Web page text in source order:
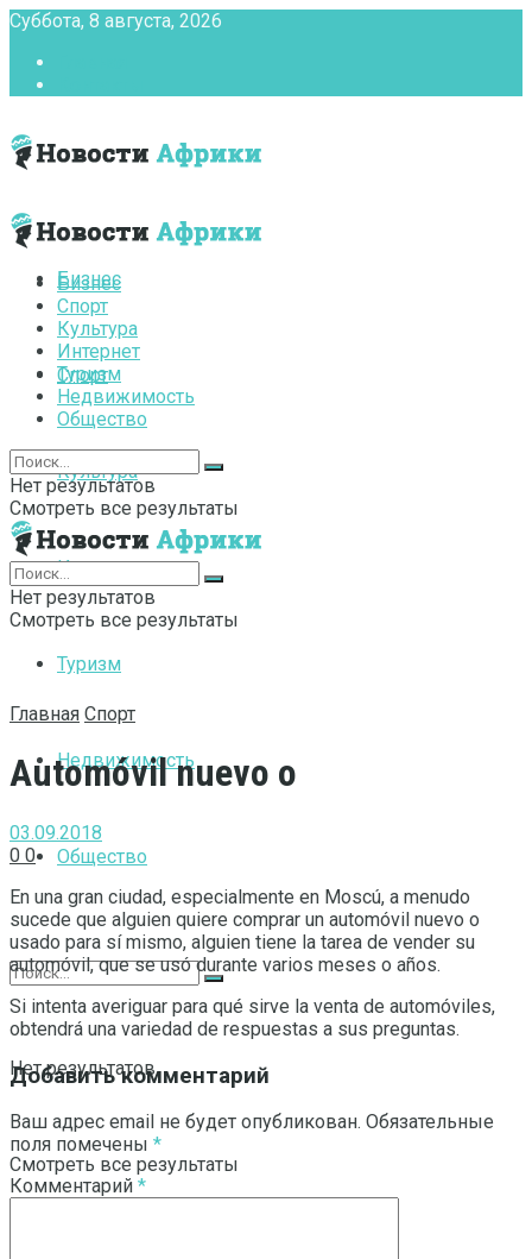
Суббота, 8 августа, 2026
Бизнес
Спорт
Культура
Интернет
Туризм
Недвижимость
Общество
Нет результатов
Смотреть все результаты
Бизнес
Спорт
Культура
Интернет
Туризм
Недвижимость
Общество
Нет результатов
Смотреть все результаты
Нет результатов
Смотреть все результаты
Главная Спорт
Automóvil nuevo o
03.09.2018
0 0
En una gran ciudad, especialmente en Moscú, a menudo
sucede que alguien quiere comprar un automóvil nuevo o
usado para sí mismo, alguien tiene la tarea de vender su
automóvil, que se usó durante varios meses o años.
Si intenta averiguar para qué sirve la venta de automóviles,
obtendrá una variedad de respuestas a sus preguntas.
Добавить комментарий
Ваш адрес email не будет опубликован. Обязательные
поля помечены *
Комментарий *